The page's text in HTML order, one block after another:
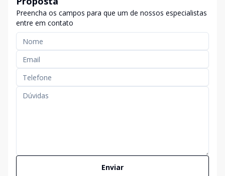
Preencha os campos para que um de nossos especialistas
entre em contato
Enviar